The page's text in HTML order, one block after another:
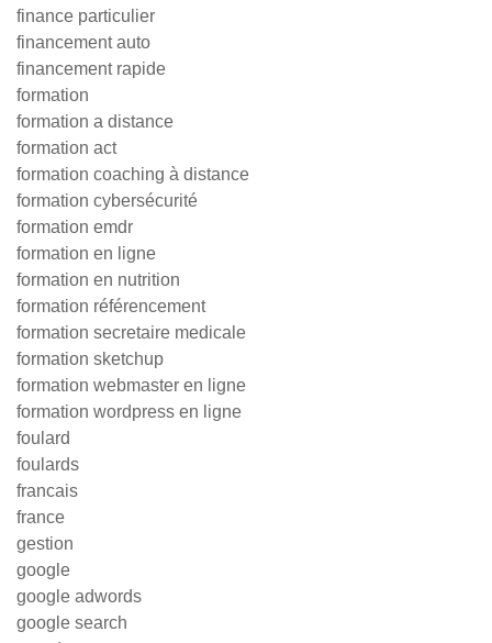
finance particulier
financement auto
financement rapide
formation
formation a distance
formation act
formation coaching à distance
formation cybersécurité
formation emdr
formation en ligne
formation en nutrition
formation référencement
formation secretaire medicale
formation sketchup
formation webmaster en ligne
formation wordpress en ligne
foulard
foulards
francais
france
gestion
google
google adwords
google search